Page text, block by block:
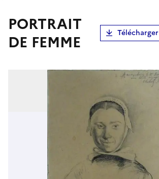
PORTRAIT
DE FEMME
Télécharger